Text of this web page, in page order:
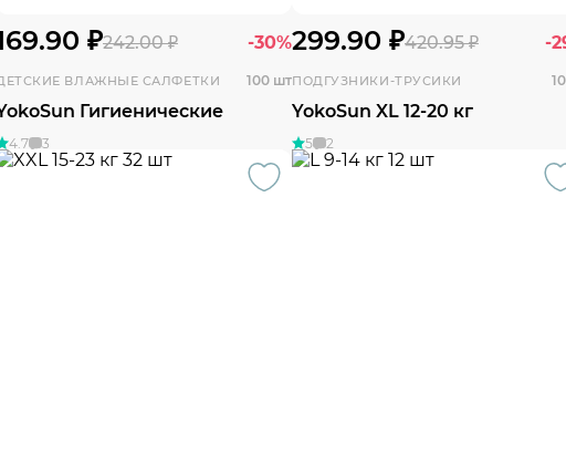
₽242.00 ₽ -30%
ВЛАЖНЫЕ САЛФЕТКИ 100 шт
Гигиенические
4.7 3
299.90 ₽420.95 ₽ -
ПОДГУЗНИКИ-ТРУСИКИ
YokoSun XL 12-20 кг
5 2